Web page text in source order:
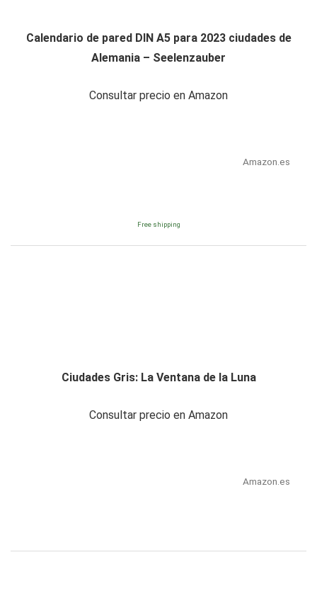
Calendario de pared DIN A5 para 2023 ciudades de
Alemania – Seelenzauber
Consultar precio en Amazon
Amazon.es
Free shipping
Ciudades Gris: La Ventana de la Luna
Consultar precio en Amazon
Amazon.es